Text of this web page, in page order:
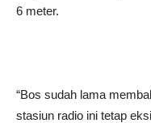
6 meter.
“Bos sudah lama
stasiun radio ini tetap